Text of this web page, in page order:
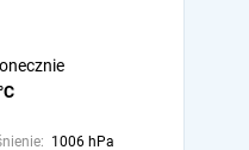
1006 hPa